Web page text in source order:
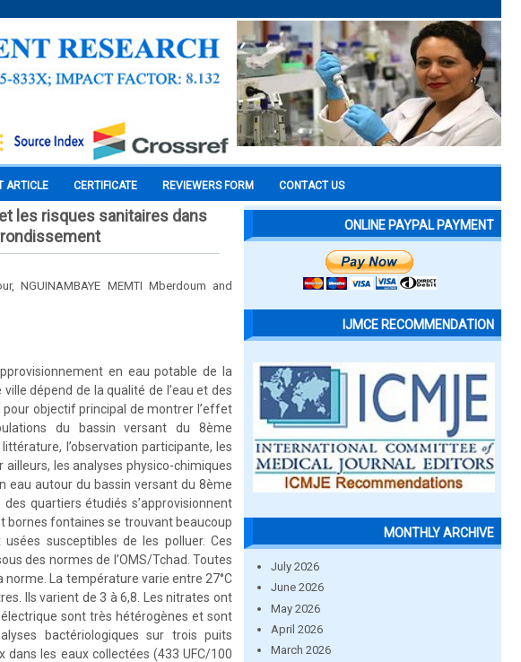
ARTICLE CERTIFICATE REVIEWERS FORM CONTACT US
les risques sanitaires dans
NGUINAMBAYE MEMTI Mberdoum and
en eau potable de la
dépend de la qualité de l’eau et des
pour objectif principal de montrer l’effet
du bassin versant du 8ème
l’observation participante, les
les analyses physico-chimiques
eau autour du bassin versant du 8ème
quartiers étudiés s’approvisionnent
bornes fontaines se trouvant beaucoup
susceptibles de les polluer. Ces
des normes de l’OMS/Tchad. Toutes
La température varie entre 27°C
Ils varient de 3 à 6,8. Les nitrates ont
sont très hétérogènes et sont
bactériologiques sur trois puits
les eaux collectées (433 UFC/100
ONLINE PAYPAL PAYMENT
IJMCE RECOMMENDATION
MONTHLY ARCHIVE
July 2026
June 2026
May 2026
April 2026
March 2026